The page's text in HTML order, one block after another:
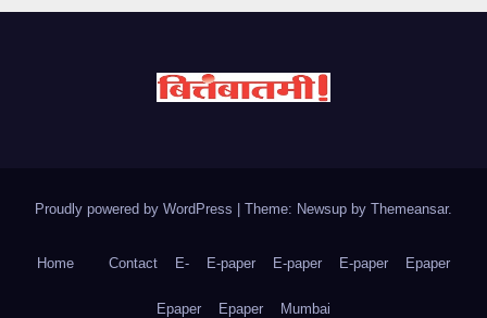
Proudly powered by WordPress | Theme: Newsup by Themeansar.
Home Contact E- E-paper E-paper E-paper Epaper
Epaper Epaper Mumbai